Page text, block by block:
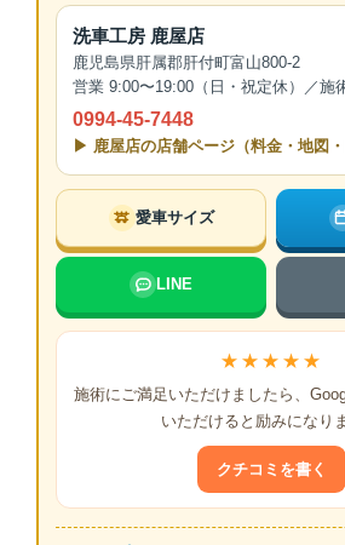
洗車工房 鹿屋店
鹿児島県肝属郡肝付町富山800-2
営業 9:00〜19:00（日・祝定休）／施
0994-45-7448
▶ 鹿屋店の店舗ページ（料金・地図・
愛車サイズ
LINE
★★★★★
施術にご満足いただけましたら、
いただけると励みになり
クチコミを書く